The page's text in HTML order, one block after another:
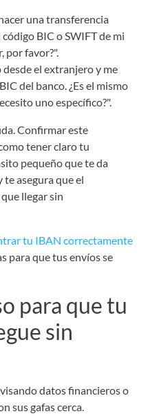
una transferencia
BIC o SWIFT de mi
por favor?".
el extranjero y me
del banco. ¿Es el mismo
uno específico?".
Confirmar este
tener claro tu
pequeño que te da
asegura que el
llegar sin
tu IBAN correctamente
para que tus envíos se
para que tu
sin